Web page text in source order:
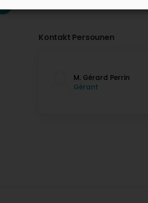
Kontakt Persounen
M. Gérard Perrin
Gérant